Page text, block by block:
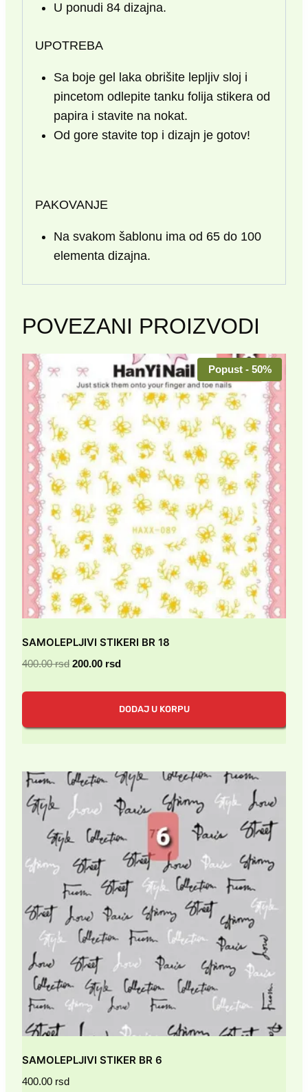
U ponudi 84 dizajna.
UPOTREBA
Sa boje gel laka obrišite lepljiv sloj i
pincetom odlepite tanku folija stikera od
papira i stavite na nokat.
Od gore stavite top i dizajn je gotov!
PAKOVANJE
Na svakom šablonu ima od 65 do 100
elementa dizajna.
POVEZANI PROIZVODI
Popust - 50%
SAMOLEPLJIVI STIKERI BR 18
400.00rsd Originalna
400.00 rsd.
200.00 rsdTrenutna
200.00 rsd.
DODAJ U KORPU
SAMOLEPLJIVI STIKER BR 6
400.00 rsd